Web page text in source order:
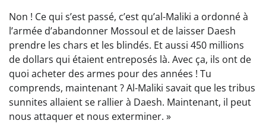
Non ! Ce qui s’est passé, c’est qu’al-Maliki a ordonné à
l’armée d’abandonner Mossoul et de laisser Daesh
prendre les chars et les blindés. Et aussi 450 millions
de dollars qui étaient entreposés là. Avec ça, ils ont de
quoi acheter des armes pour des années ! Tu
comprends, maintenant ? Al-Maliki savait que les tribus
sunnites allaient se rallier à Daesh. Maintenant, il peut
nous attaquer et nous exterminer. »